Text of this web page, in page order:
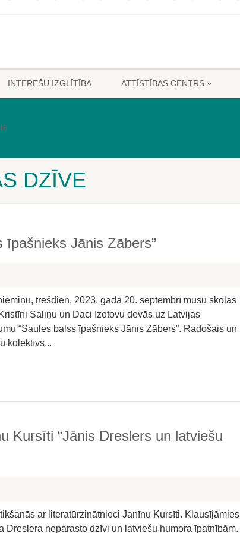
INTEREŠU IZGLĪTĪBA ATTĪSTĪBAS CENTRS
DZĪVE
īpašnieks Jānis Zābers”
trešdien, 2023. gada 20. septembrī mūsu skolas
Saliņu un Daci Izotovu devās uz Latvijas
“Saules balss īpašnieks Jānis Zābers”. Radošais un
kolektīvs...
Kursīti “Jānis Dreslers un latviešu
ar literatūrzinātnieci Janīnu Kursīti. Klausījāmies
Dreslera neparasto dzīvi un latviešu humora īpatnībām.